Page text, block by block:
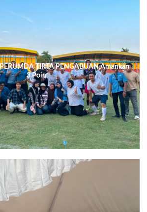
TIRTA PENGABUAN,Amankan
3 Poin.